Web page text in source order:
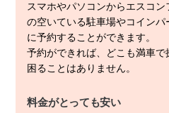
スマホやパソコンからエスコン
の空いている駐車場やコイン
に予約することができます。
予約ができれば、どこも満車
困ることはありません。
料金がとっても安い